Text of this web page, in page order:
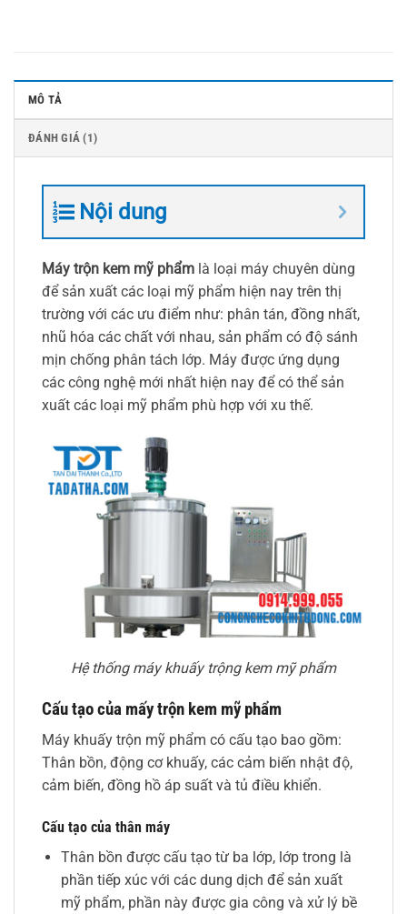
MÔ TẢ
ĐÁNH GIÁ (1)
Nội dung
Máy trộn kem mỹ phẩm là loại máy chuyên dùng
để sản xuất các loại mỹ phẩm hiện nay trên thị
trường với các ưu điểm như: phân tán, đồng nhất,
nhũ hóa các chất với nhau, sản phẩm có độ sánh
mịn chống phân tách lớp. Máy được ứng dụng
các công nghệ mới nhất hiện nay để có thể sản
xuất các loại mỹ phẩm phù hợp với xu thế.
Hệ thống máy khuấy trộng kem mỹ phẩm
Cấu tạo của mấy trộn kem mỹ phẩm
Máy khuấy trộn mỹ phẩm có cấu tạo bao gồm:
Thân bồn, động cơ khuấy, các cảm biến nhật độ,
cảm biến, đồng hồ áp suất và tủ điều khiển.
Cấu tạo của thân máy
Thân bồn được cấu tạo từ ba lớp, lớp trong là
phần tiếp xúc với các dung dịch để sản xuất
mỹ phẩm, phần này được gia công và xử lý bề